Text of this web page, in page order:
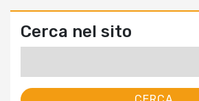
Cerca nel sito